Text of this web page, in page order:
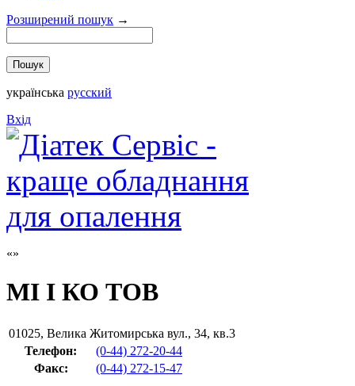
Розширений пошук →
українська русский
Вхід
МІ І КО ТОВ
01025, Велика Житомирська вул., 34, кв.3
Телефон:
(0-44) 272-20-44
Факс: (0-44) 272-15-47